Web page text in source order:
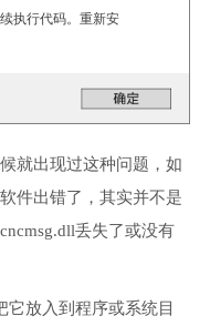
执行代码。重新安
就出现过这种问题，如
件出错了，其实并不是
丢失了或没有
它放入到程序或系统目